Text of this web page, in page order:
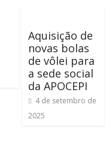
Aquisição de
novas bolas
de vôlei para
a sede social
da APOCEPI
4 de setembro de
2025